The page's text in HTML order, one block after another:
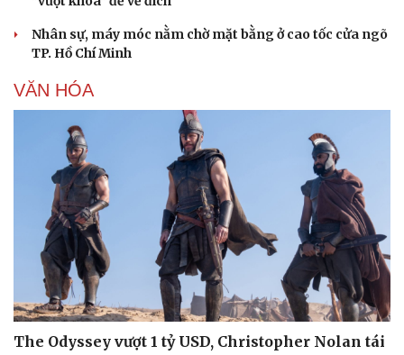
Văn hóa
Sân khấu - Điện ảnh
Văn học
Âm nhạc
Di sản
Giải trí
Nghệ sĩ
Thời trang
Sao Việt
Nhân sự, máy móc nằm chờ mặt bằng ở cao tốc cửa ngõ
TP. Hồ Chí Minh
VĂN HÓA
The Odyssey vượt 1 tỷ USD, Christopher Nolan tái